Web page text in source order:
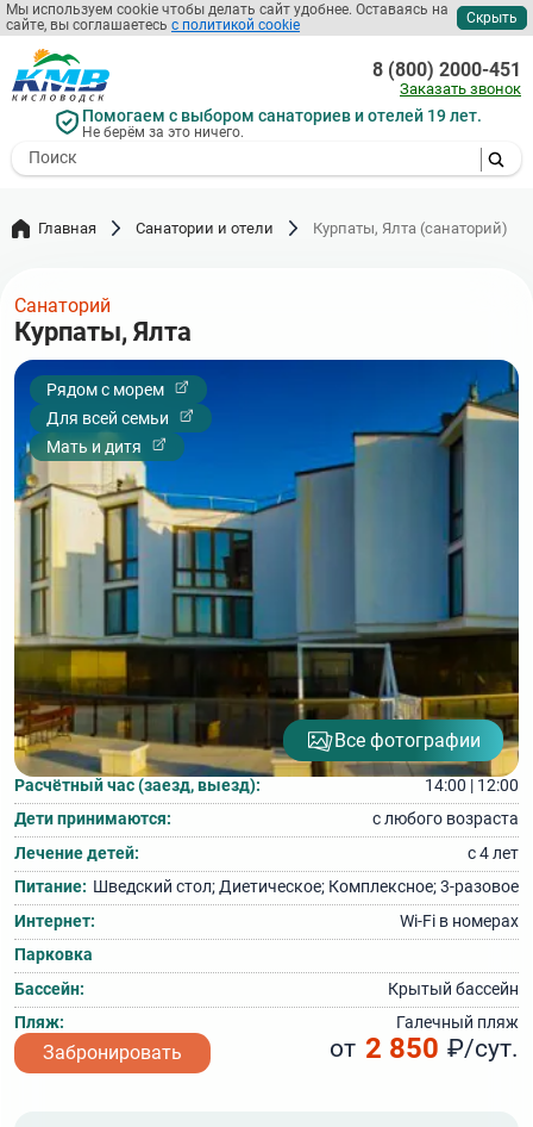
Мы используем cookie чтобы делать сайт удобнее. Оставаясь на
сайте, вы соглашаетесь с политикой cookie Скрыть
Перейти
к
основному
содержанию
Помогаем с выбором санаториев и отелей 19 лет.
Не берём за это ничего.
- I agree to the processing of my
8 (800) 2000-451
Заказать звонок
Главная Санатории и отели Курпаты, Ялта (санаторий)
Санаторий
Курпаты, Ялта
Рядом с морем
Для всей семьи
Мать и дитя
Все фотографии
Расчётный час (заезд, выезд):
14:00 | 12:00
Дети принимаются:
с любого возраста
Лечение детей:
с 4 лет
Питание: Шведский стол; Диетическое; Комплексное; 3‑разовое
Интернет:
Wi‑Fi в номерах
Парковка
Бассейн:
Крытый бассейн
Пляж:
Галечный пляж
Забронировать от 2 850 ₽/сут.